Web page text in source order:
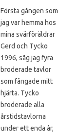
Första gången som
jag var hemma hos
mina svärföräldrar
Gerd och Tycko
1996, såg jag fyra
broderade tavlor
som fångade mitt
hjärta. Tycko
broderade alla
årstidstavlorna
under ett enda år,